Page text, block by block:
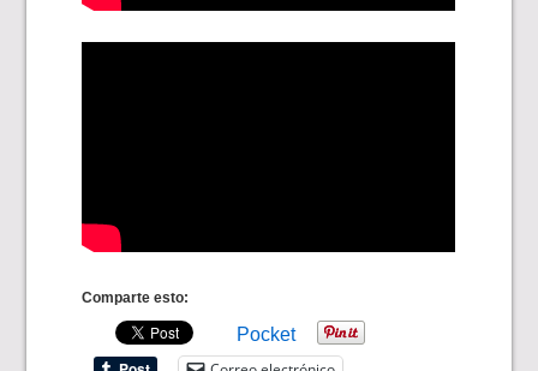
Comparte esto:
Pocket